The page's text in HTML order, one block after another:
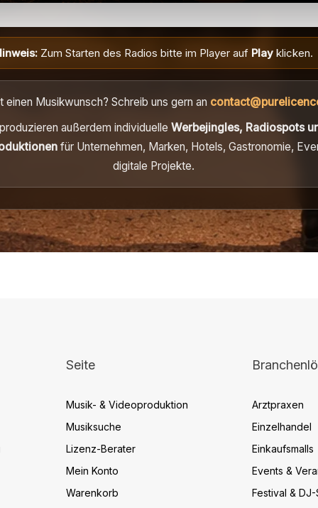
Zum Starten des Radios bitte im Player auf Play klicken.
einen Musikwunsch? Schreib uns gern an
außerdem individuelle Werbejingles, Radiospots
für Unternehmen, Marken, Hotels, Gastronomie,
digitale Projekte.
Seite
Musik- & Videoproduktion
Musiksuche
Lizenz-Berater
Mein Konto
Warenkorb
Arztpraxen
Einzelhandel
Einkaufsmalls
Events &
Festival &